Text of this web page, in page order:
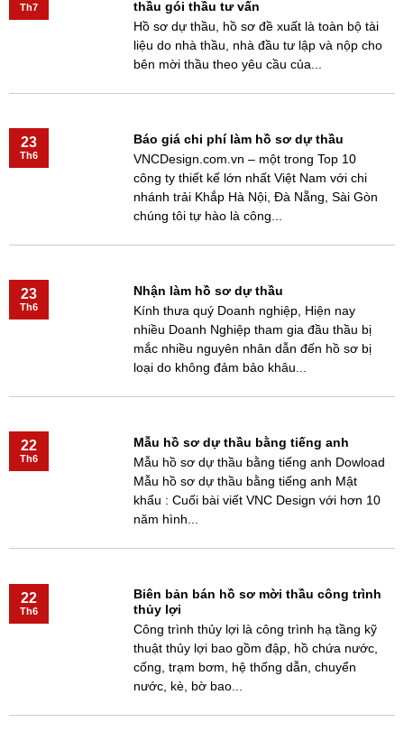
thầu gói thầu tư vấn
Hồ sơ dự thầu, hồ sơ đề xuất là toàn bộ tài
liệu do nhà thầu, nhà đầu tư lập và nộp cho
bên mời thầu theo yêu cầu của...
Th7
Báo giá chi phí làm hồ sơ dự thầu
VNCDesign.com.vn – một trong Top 10
công ty thiết kế lớn nhất Việt Nam với chi
nhánh trải Khắp Hà Nội, Đà Nẵng, Sài Gòn
chúng tôi tự hào là công...
23
Th6
Nhận làm hồ sơ dự thầu
Kính thưa quý Doanh nghiệp, Hiện nay
nhiều Doanh Nghiệp tham gia đầu thầu bị
mắc nhiều nguyên nhân dẫn đến hồ sơ bị
loại do không đảm bảo khâu...
23
Th6
Mẫu hồ sơ dự thầu bằng tiếng anh
Mẫu hồ sơ dự thầu bằng tiếng anh Dowload
Mẫu hồ sơ dự thầu bằng tiếng anh Mật
khẩu : Cuối bài viết VNC Design với hơn 10
năm hình...
22
Th6
Biên bản bán hồ sơ mời thầu công trình
thủy lợi
Công trình thủy lợi là công trình hạ tầng kỹ
thuật thủy lợi bao gồm đập, hồ chứa nước,
cống, trạm bơm, hệ thống dẫn, chuyển
nước, kè, bờ bao...
22
Th6